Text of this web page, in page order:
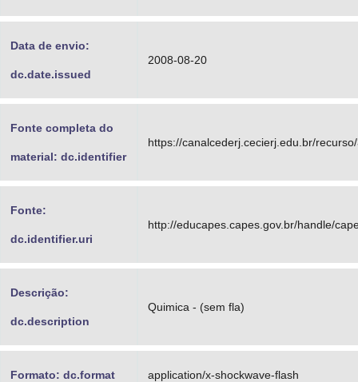
Data de envio:
dc.date.issued
2008-08-20
Fonte completa do
material: dc.identifier
https://canalcederj.cecierj.edu.br/
Fonte:
dc.identifier.uri
http://educapes.capes.gov.br/handle/
Descrição:
dc.description
Quimica - (sem fla)
Formato: dc.format application/x-shockwave-flash